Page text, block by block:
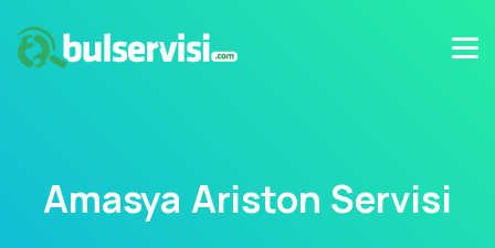
Amasya Ariston Servisi